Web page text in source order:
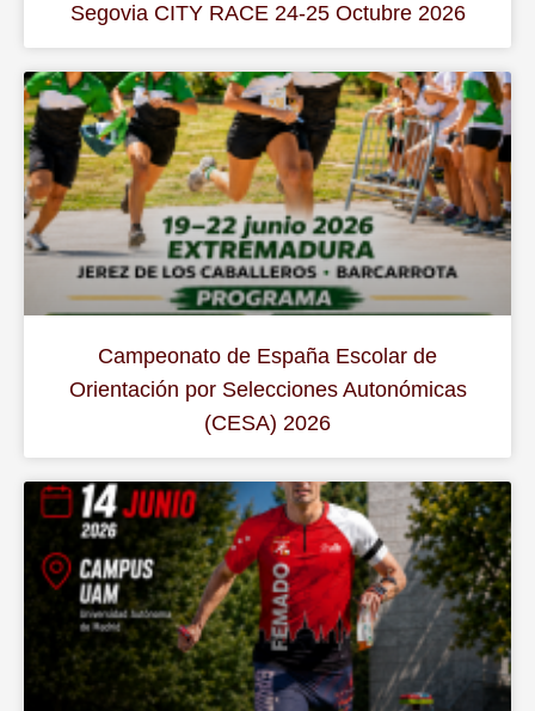
Segovia CITY RACE 24-25 Octubre 2026
Campeonato de España Escolar de
Orientación por Selecciones Autonómicas
(CESA) 2026